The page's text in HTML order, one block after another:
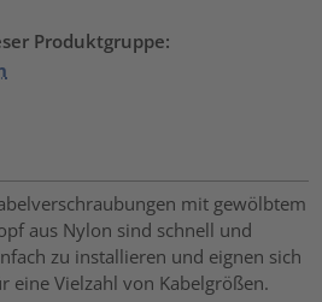
Produktgruppe:
mit gewölbtem
aus Nylon sind schnell und
zu installieren und eignen sich
eine Vielzahl von Kabelgrößen.